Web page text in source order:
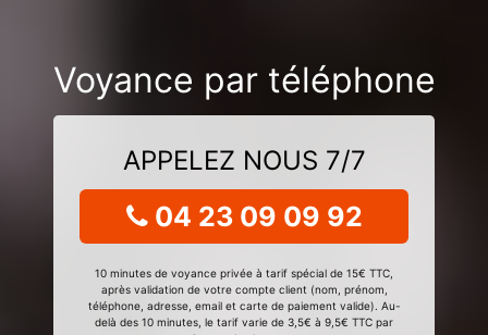
Voyance par téléphone
APPELEZ NOUS 7/7
04 23 09 09 92
10 minutes de voyance privée à tarif spécial de 15€ TTC,
après validation de votre compte client (nom, prénom,
téléphone, adresse, email et carte de paiement valide). Au-
delà des 10 minutes, le tarif varie de 3,5€ à 9,5€ TTC par